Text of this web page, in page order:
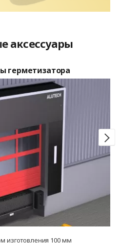
аксессуары
герметизатора
изготовления 100 мм